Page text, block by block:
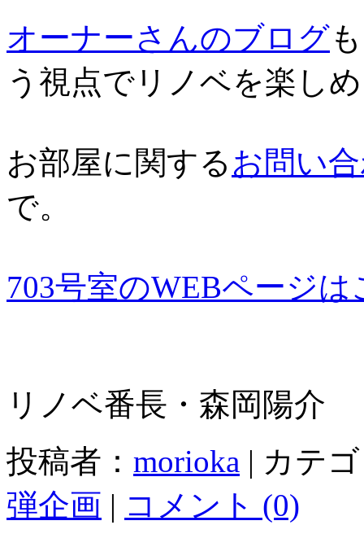
オーナーさんのブログ
う視点でリノベを楽し
お部屋に関する お問い
で。
703号室のWEBページは
リノベ番長・森岡陽介
投稿者： morioka | カテ
弾企画 | コメント (0)